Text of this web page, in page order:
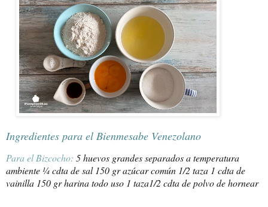
Ingredientes para el Bienmesabe Venezolano
Para el Bizcocho: 5 huevos grandes separados a temperatura
ambiente ¼ cdta de sal 150 gr azúcar común 1/2 taza 1 cdta de
vainilla 150 gr harina todo uso 1 taza1/2 cdta de polvo de hornear